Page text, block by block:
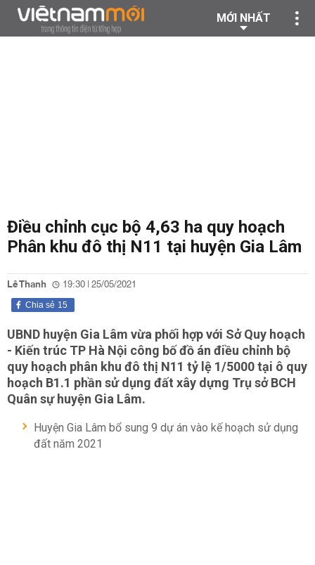
MỚI NHẤT
Điều chỉnh cục bộ 4,63 ha quy hoạch
Phân khu đô thị N11 tại huyện Gia Lâm
Lê Thanh 19:30 | 25/05/2021
15
Chia sẻ
UBND huyện Gia Lâm vừa phối hợp với Sở Quy hoạch
- Kiến trúc TP Hà Nội công bố đồ án điều chỉnh bộ
quy hoạch phân khu đô thị N11 tỷ lệ 1/5000 tại ô quy
hoạch B1.1 phần sử dụng đất xây dựng Trụ sở BCH
Quân sự huyện Gia Lâm.
Huyện Gia Lâm bổ sung 9 dự án vào kế hoạch sử dụng
đất năm 2021